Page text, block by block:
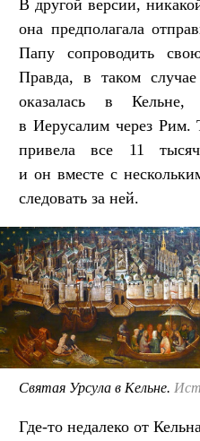
В другой версии,
она предполагала
Папу сопроводить
Правда, в таком
оказалась в
в Иерусалим через Рим.
привела все 11
и он вместе с
следовать за ней.
Святая Урсула в Кельне.
Где-то недалеко от